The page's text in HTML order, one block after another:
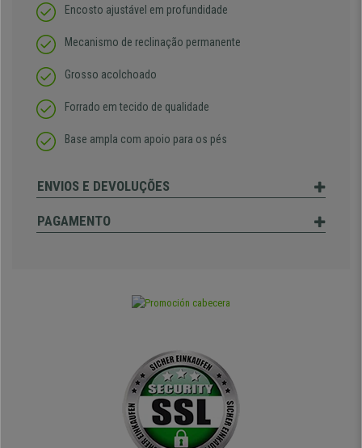
Encosto ajustável em profundidade
Mecanismo de reclinação permanente
Grosso acolchoado
Forrado em tecido de qualidade
Base ampla com apoio para os pés
ENVIOS E DEVOLUÇÕES
PAGAMENTO